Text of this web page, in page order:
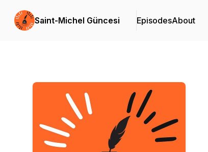
Saint-Michel Güncesi EpisodesAbout